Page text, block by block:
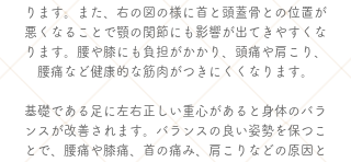
ります。また、右の図の様に首と頭蓋骨との位置が
悪くなることで顎の関節にも影響が出てきやすくな
ります。腰や膝にも負担がかかり、頭痛や肩こり、
腰痛など健康的な筋肉がつきにくくなります。
基礎である足に左右正しい重心があると身体のバラ
ンスが改善されます。バランスの良い姿勢を保つこ
とで、腰痛や膝痛、首の痛み、肩こりなどの原因と